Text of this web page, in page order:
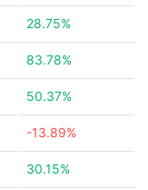
28.75%
83.78%
50.37%
-13.89%
30.15%